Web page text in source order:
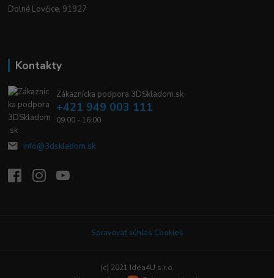
Dolné Lovčice, 91927
Kontakty
Zákaznícka podpora 3DSkladom.sk
+421 949 003 111
09:00 - 16:00
info@3dskladom.sk
Spravovať súhlas Cookies
(c) 2021 Idea4U s.r.o.